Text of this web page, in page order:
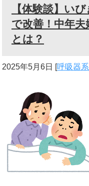
【体験談】い
で改善！中年
とは？
2025年5月6日 [呼吸器系